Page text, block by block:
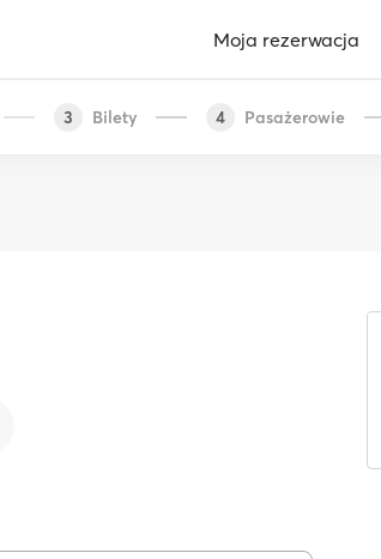
Moja rezerwacja
3 Bilety 4 Pasażerowie